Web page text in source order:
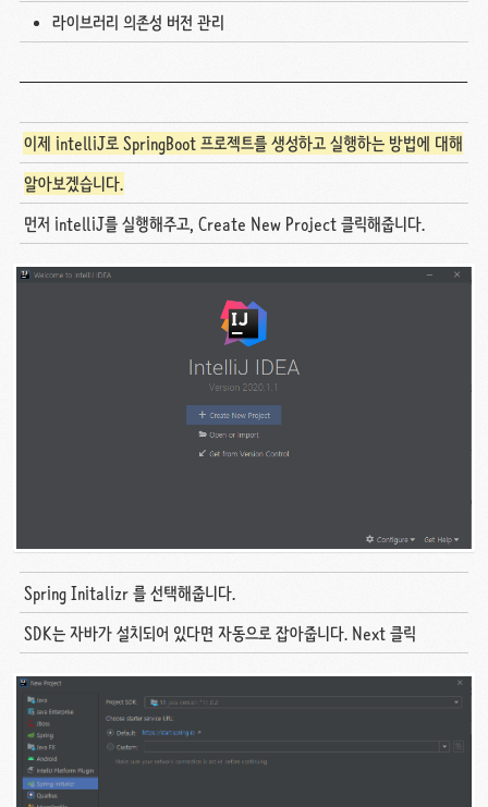
라이브러리 의존성 버전 관리
이제 intelliJ로 SpringBoot 프로젝트를 생성하고 실행하는 방법에 대해
알아보겠습니다.
먼저 intelliJ를 실행해주고, Create New Project 클릭해줍니다.
Spring Initalizr 를 선택해줍니다.
SDK는 자바가 설치되어 있다면 자동으로 잡아줍니다. Next 클릭